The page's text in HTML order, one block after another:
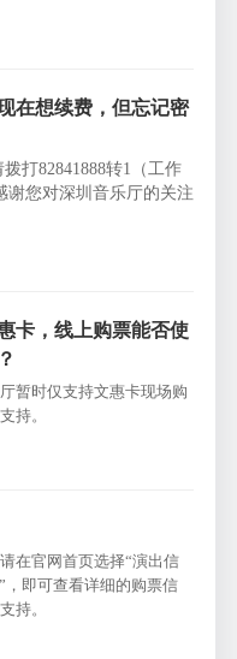
在想续费，但忘记密
拨打82841888转1（工作
谢您对深圳音乐厅的关注
卡，线上购票能否使
暂时仅支持文惠卡现场购
持。
在官网首页选择“演出信
，即可查看详细的购票信
持。